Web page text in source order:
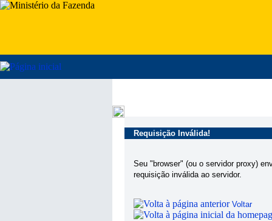
Requisição Inválida!
Seu "browser" (ou o servidor proxy)
requisição inválida ao servidor.
Voltar